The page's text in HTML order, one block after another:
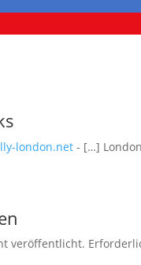
london.net - […]
veröffentlicht.